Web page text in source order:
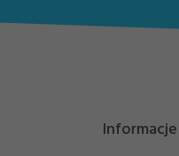
Informacje